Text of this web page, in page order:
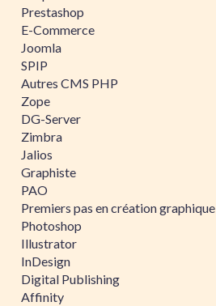
Prestashop
E-Commerce
Joomla
SPIP
Autres CMS PHP
Zope
DG-Server
Zimbra
Jalios
Graphiste
PAO
Premiers pas en création graphique
Photoshop
Illustrator
InDesign
Digital Publishing
Affinity